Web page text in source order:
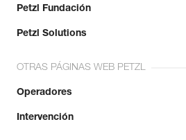
Colores : CORAL SAND
Contorno de cintura : 84-92 cm
Garantía : 3 Años
Colores : CORAL SAND
Petzl Fundación
Petzl Solutions
OTRAS PÁGINAS WEB PETZL
Operadores
Intervención